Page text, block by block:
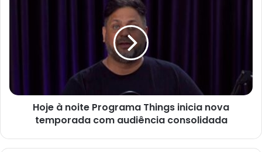
Hoje à noite Programa Things inicia nova
temporada com audiência consolidada